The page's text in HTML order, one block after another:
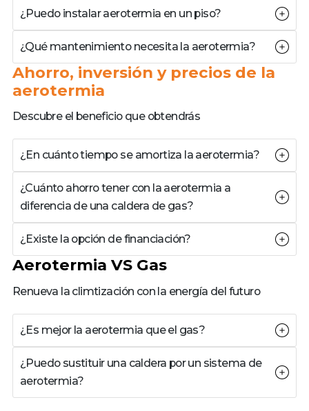
¿Puedo instalar aerotermia en un piso?
¿Qué mantenimiento necesita la aerotermia?
Ahorro, inversión y precios de la
aerotermia
Descubre el beneficio que obtendrás
¿En cuánto tiempo se amortiza la aerotermia?
¿Cuánto ahorro tener con la aerotermia a
diferencia de una caldera de gas?
¿Existe la opción de financiación?
Aerotermia VS Gas
Renueva la climtización con la energía del futuro
¿Es mejor la aerotermia que el gas?
¿Puedo sustituir una caldera por un sistema de
aerotermia?